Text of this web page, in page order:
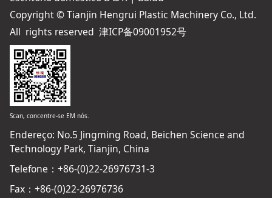
Copyright © Tianjin Hengrui Plastic Machinery Co., Ltd.
All rights reserved 津ICP备09001952号
Scan, concentre-se EM nós.
Endereço: No.5 Jingming Road, Beichen Science and
Technology Park, Tianjin, China
Telefone：+86-(0)22-26976731-3
Fax：+86-(0)22-26976736